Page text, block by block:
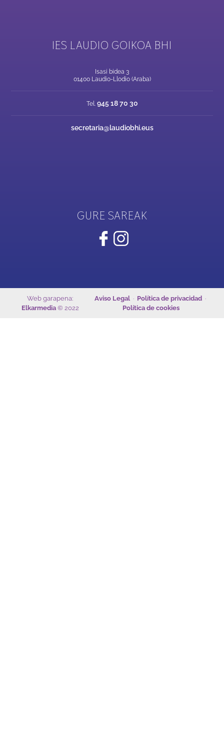
IES LAUDIO GOIKOA BHI
Isasi bidea 3
01400 Laudio-Llodio (Araba)
Tel. 945 18 70 30
secretaria@laudiobhi.eus
GURE SAREAK
Web garapena:
Elkarmedia© 2022
Aviso Legal· Política de privacidad·
Política de cookies